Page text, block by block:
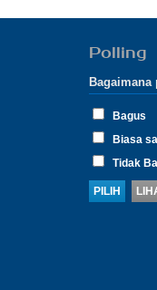
Polling
Bagus
Biasa
Tidak